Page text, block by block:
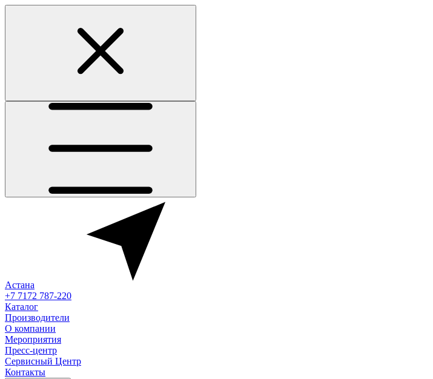
Астана
+7 7172 787-220
Каталог
Производители
О компании
Мероприятия
Пресс-центр
Сервисный Центр
Контакты